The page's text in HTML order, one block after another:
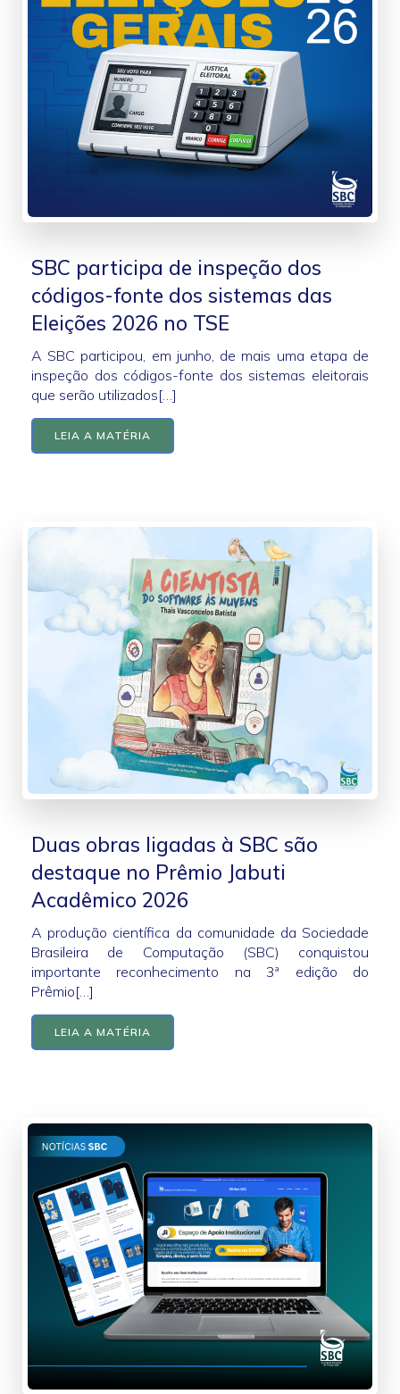
SBC participa de inspeção dos
códigos-fonte dos sistemas das
Eleições 2026 no TSE
A SBC participou, em junho, de mais uma etapa de
inspeção dos códigos-fonte dos sistemas eleitorais
que serão utilizados[…]
LEIA A MATÉRIA
Duas obras ligadas à SBC são
destaque no Prêmio Jabuti
Acadêmico 2026
A produção científica da comunidade da Sociedade
Brasileira de Computação (SBC) conquistou
importante reconhecimento na 3ª edição do
Prêmio[…]
LEIA A MATÉRIA